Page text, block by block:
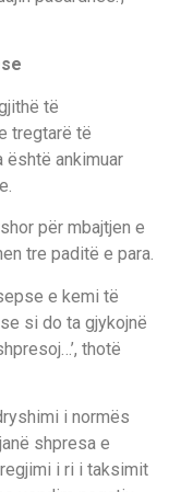
të
tregtarë të
ankimuar
për mbajtjen e
tre paditë e para.
e kemi të
si do ta gjykojnë
thotë
i normës
shpresa e
i ri i taksimit